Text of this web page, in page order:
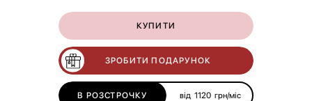
КУПИТИ
ЗРОБИТИ ПОДАРУНОК
В РОЗСТРОЧКУ від 1120 грн/міс